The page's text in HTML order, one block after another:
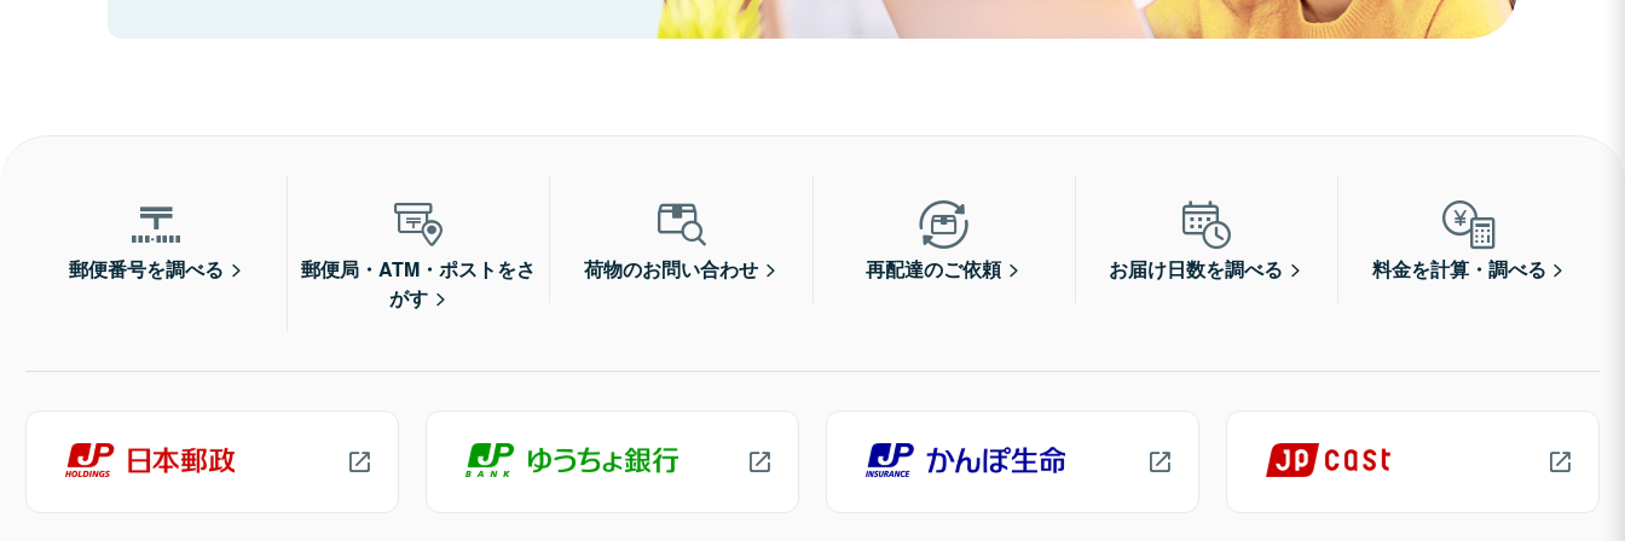
郵便番号を調べる
郵便局・ATM・ポストをさ
がす
荷物のお問い合わせ 再配達のご依頼 お届け日数を調べる 料金を計算・調べる